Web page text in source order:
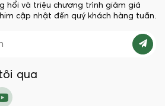
hổi và triệu chương trình giảm giá
cập nhật đến quý khách hàng tuần.
qua